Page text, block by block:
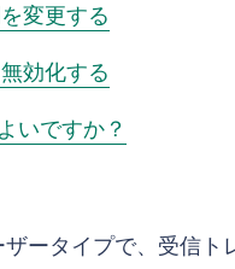
変更する
効化する
いですか？
ータイプで、受信ト